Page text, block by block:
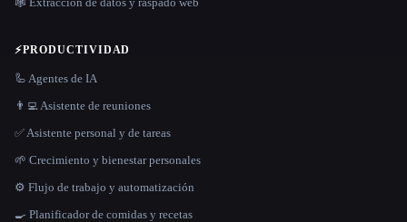
⚡PRODUCTIVIDAD
🦾 Agentes de IA
👨‍💻 Asistente de reuniones
✅ Asistente personal y de tareas
🌱 Crecimiento y bienestar personales
⚙️ Flujo de trabajo y automatización
🍳 Planificador de comidas y recetas